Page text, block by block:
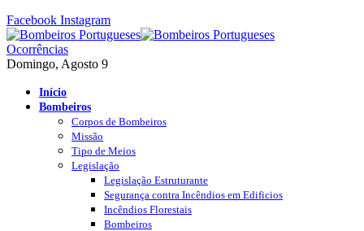
Facebook Instagram
Ocorrências
Domingo, Agosto 9
Início
Bombeiros
Corpos de Bombeiros
Missão
Tipo de Meios
Legislação
Legislação Estruturante
Segurança contra Incêndios em Edificios
Incêndios Florestais
Bombeiros